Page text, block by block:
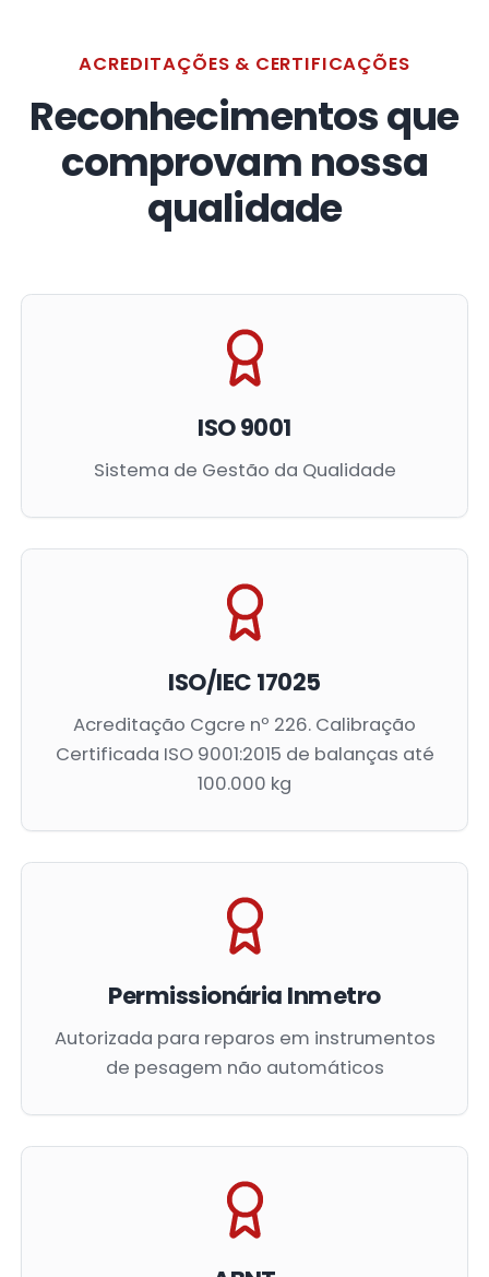
ACREDITAÇÕES & CERTIFICAÇÕES
Reconhecimentos que
comprovam nossa
qualidade
ISO 9001
Sistema de Gestão da Qualidade
ISO/IEC 17025
Acreditação Cgcre nº 226. Calibração
Certificada ISO 9001:2015 de balanças até
100.000 kg
Permissionária Inmetro
Autorizada para reparos em instrumentos
de pesagem não automáticos